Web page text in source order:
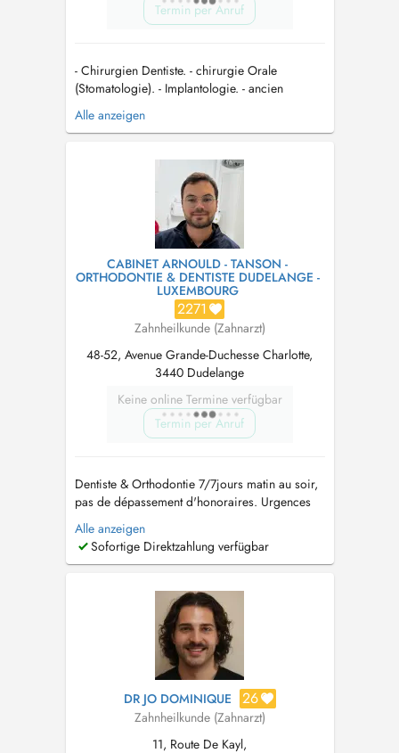
Termin per Anruf
- Chirurgien Dentiste. - chirurgie Orale
(Stomatologie). - Implantologie. - ancien
praticien attaché à l'hôpital d'Argenteuil (Ile-de-
France) en service Stomatologie et chirurgie
chirurgie réparatrice. - Stage en chirurgie
Maxillo- Faciale et Traumatol...
Alle anzeigen
CABINET ARNOULD - TANSON -
ORTHODONTIE & DENTISTE DUDELANGE -
LUXEMBOURG
2271
Zahnheilkunde (Zahnarzt)
48-52, Avenue Grande-Duchesse Charlotte,
3440 Dudelange
Keine online Termine verfügbar
Termin per Anruf
Dentiste & Orthodontie 7/7jours matin au soir,
pas de dépassement d'honoraires. Urgences
dentaires Dentiste & Orthodontie Invisible et
conventionnelle, pour enfants et adultes,
urgences dentaires , prothèses, dents de
esthétiques. Depuis +10ans au...
Alle anzeigen
Sofortige Direktzahlung verfügbar
DR JO DOMINIQUE 26
Zahnheilkunde (Zahnarzt)
11, Route De Kayl,